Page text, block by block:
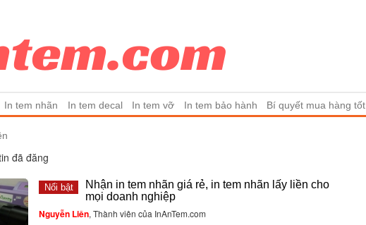
In tem nhãn In tem decal In tem vỡ In tem bảo hành Bí quyết mua hàng tốt
đã đăng
Nổi bật
Nhận in tem nhãn giá rẻ, in tem nhãn lấy liền cho
mọi doanh nghiệp
Nguyễn Liên, Thành viên của InAnTem.com